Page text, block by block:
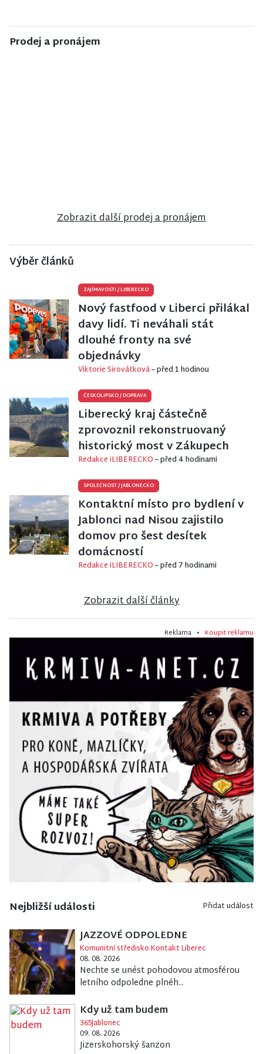
Prodej a pronájem
Zobrazit další prodej a pronájem
Výběr článků
ZAJÍMAVOSTI /LIBERECKO
Nový fastfood v Liberci přilákal
davy lidí. Ti neváhali stát
dlouhé fronty na své
objednávky
Viktorie Sirovátková– před 1 hodinou
ČESKOLIPSKO/DOPRAVA
Liberecký kraj částečně
zprovoznil rekonstruovaný
historický most v Zákupech
Redakce iLIBERECKO– před 4 hodinami
SPOLEČNOST/JABLONECKO
Kontaktní místo pro bydlení v
Jablonci nad Nisou zajistilo
domov pro šest desítek
domácností
Redakce iLIBERECKO– před 7 hodinami
Zobrazit další články
Reklama • Koupit reklamu
Nejbližší události Přidat událost
JAZZOVÉ ODPOLEDNE
Komunitní středisko Kontakt Liberec
08. 08. 2026
Nechte se unést pohodovou atmosférou
letního odpoledne plnéh...
Kdy už tam budem
365Jablonec
09. 08. 2026
Jizerskohorský šanzon